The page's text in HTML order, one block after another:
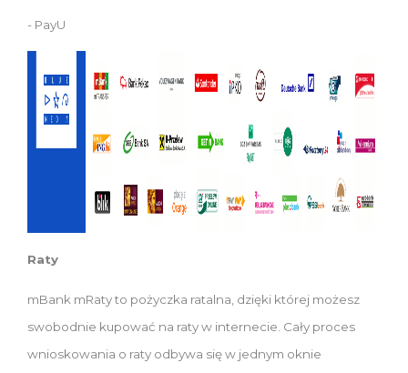
- PayU
Raty
mBank mRaty to pożyczka ratalna, dzięki której możesz
swobodnie kupować na raty w internecie. Cały proces
wnioskowania o raty odbywa się w jednym oknie